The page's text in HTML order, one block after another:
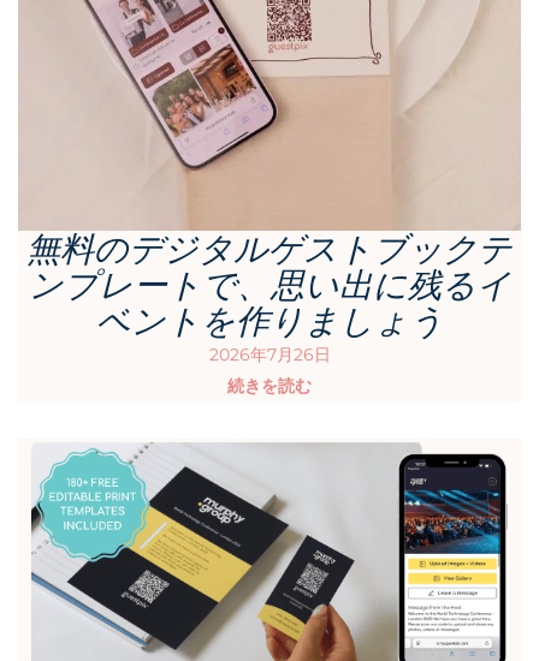
無料のデジタルゲストブックテ
ンプレートで、思い出に残るイ
ベントを作りましょう
2026年7月26日
続きを読む